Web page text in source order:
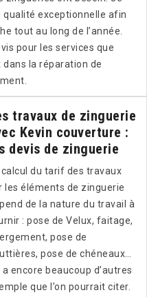
exceptionnelle afin
tout au long de l’année.
pour les services que
la réparation de
travaux de zinguerie
Kevin couverture :
devis de zinguerie
calcul du tarif des travaux
les éléments de zinguerie
de la nature du travail à
: pose de Velux, faitage,
pose de
pose de chéneaux…
a encore beaucoup d’autres
que l’on pourrait citer.